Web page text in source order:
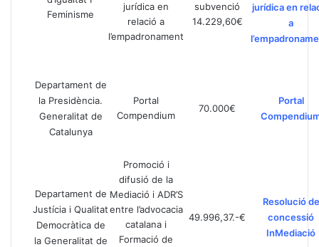
Feminisme
jurídica en
relació a
l’empadronament
subvenció
14.229,60€
jurídica en
a
Departament de
la Presidència.
Generalitat de
Catalunya
Portal
Compendium
70.000€
Portal
Departament de
Justícia i Qualitat
Democràtica de
la Generalitat de
Promoció i
difusió de la
Mediació i ADR’S
entre l’advocacia
catalana i
Formació de
49.996,37.-€
Resolució de
concessió
InMediació